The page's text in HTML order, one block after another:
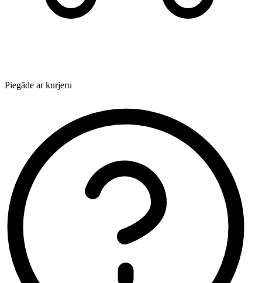
Piegāde ar kurjeru